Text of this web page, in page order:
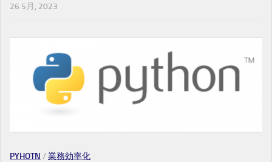
26 5月, 2023
PYHOTN /業務効率化